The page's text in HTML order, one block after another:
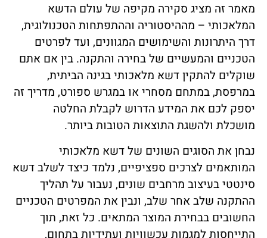
מאמר זה מציג סקירה מקיפה של עולם הדשא
המלאכותי – מההיסטוריה וההתפתחות הטכנולוגית,
דרך היתרונות והשימושים המגוונים, ועד לפרטים
הטכניים והמעשיים של בחירה והתקנה. בין אם אתם
שוקלים להתקין דשא מלאכותי בגינה הביתית,
במרפסת, במתחם מסחרי או במגרש ספורט, מדריך זה
יספק לכם את המידע הדרוש לקבלת החלטה
מושכלת ולהשגת התוצאות הטובות ביותר.
נבחן את הסוגים השונים של דשא מלאכותי
המותאמים לצרכים ספציפיים, נלמד כיצד לשלב דשא
סינטטי בעיצוב מרחבים שונים, נעבור על תהליך
ההתקנה שלב אחר שלב, ונבין את המפרטים הטכניים
החשובים בבחירת המוצר המתאים. כל זאת, תוך
התייחסות למגמות עכשוויות ועתידיות בתחום,